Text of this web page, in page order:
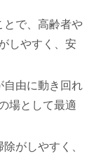
とで、高齢者や
しやすく、安
自由に動き回れ
場として最適
がしやすく、